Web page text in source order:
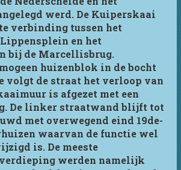
werd. De Kuiperskaai
verbinding tussen het
en het
bij de Marcellisbrug.
huizenblok in de bocht
volgt de straat het verloop van
is afgezet met een
De linker straatwand blijft tot
met overwegend eind 19de-
waarvan de functie wel
is. De meeste
werden namelijk